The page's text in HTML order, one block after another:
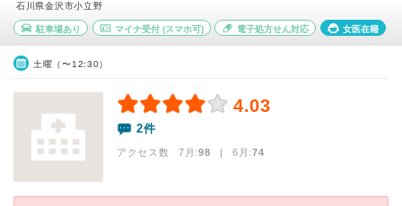
石川県金沢市小立野
駐車場あり マイナ受付(スマホ可) 電子処方せん対応 女医在籍
土曜（〜12:30）
4.03
2件
アクセス数 7月:98 | 6月:74